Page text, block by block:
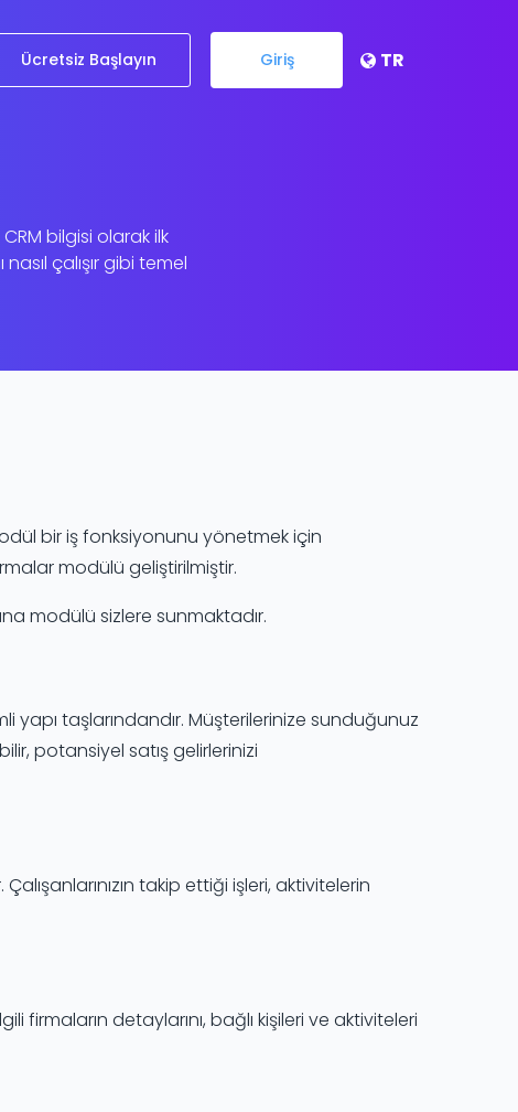
Ücretsiz Başlayın Giriş TR
CRM bilgisi olarak ilk
çalışır gibi temel
bir iş fonksiyonunu yönetmek için
modülü geliştirilmiştir.
modülü sizlere sunmaktadır.
taşlarındandır. Müşterilerinize sunduğunuz
potansiyel satış gelirlerinizi
takip ettiği işleri, aktivitelerin
firmaların detaylarını, bağlı kişileri ve aktiviteleri